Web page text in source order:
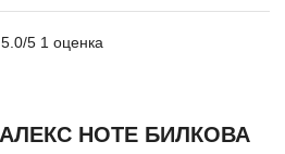
5.0/5 1 оценка
НОТЕ БИЛКОВА